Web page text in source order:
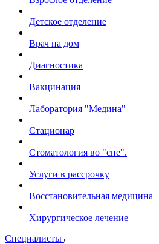
Детское отделение
Врач на дом
Диагностика
Вакцинация
Лаборатория "Медина"
Стационар
Стоматология во "сне".
Услуги в рассрочку
Восстановительная медицина
Хирургическое лечение
Специалисты